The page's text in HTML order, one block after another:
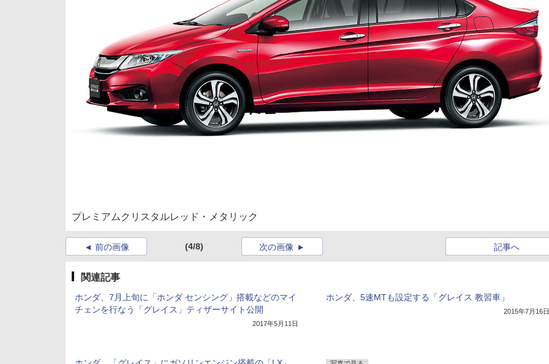
プレミアムクリスタルレッド・メタリック
前の画像 (4/8) 記事へ
次の画像
関連記事
ホンダ、7月上旬に「ホンダ センシング」搭載などのマイ
チェンを行なう「グレイス」ティザーサイト公開
2017年5月11日
ホンダ、5速MTも設定する「グレイス 教習車」
2015年7月16日